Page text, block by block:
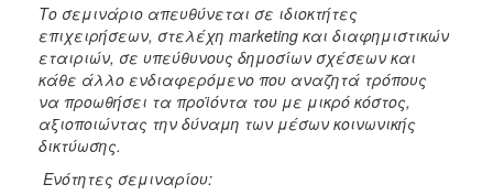
ΔΗΜΟΣ
ΠΟΛΙΤΙΣΜΟΣ
ΑΝΘΕΚΤΙΚΗ
Το σεμινάριο απευθύνεται σε ιδιοκτήτες
επιχειρήσεων, στελέχη marketing και διαφημιστικών
εταιριών, σε υπεύθυνους δημοσίων σχέσεων και
κάθε άλλο ενδιαφερόμενο που αναζητά τρόπους
να προωθήσει τα προϊόντα του με μικρό κόστος,
αξιοποιώντας την δύναμη των μέσων κοινωνικής
δικτύωσης.
Ενότητες σεμιναρίου: